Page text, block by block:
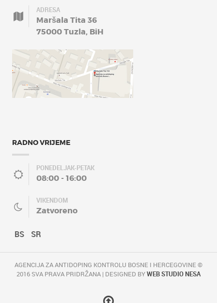
ADRESA
Maršala Tita 36
75000 Tuzla, BiH
RADNO VRIJEME
PONEDELJAK-PETAK
08:00 - 16:00
VIKENDOM
Zatvoreno
BS SR
AGENCIJA ZA ANTIDOPING KONTROLU BOSNE I HERCEGOVINE ©
2016 SVA PRAVA PRIDRŽANA | DESIGNED BYWEB STUDIO NESA